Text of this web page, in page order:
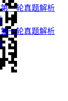
第一轮真题解析
第一轮真题解析